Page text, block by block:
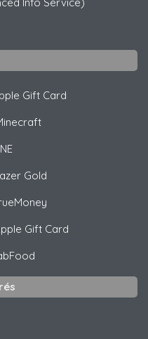
Gift Card
Gold
Gift Card